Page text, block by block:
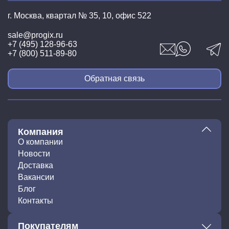
г. Москва, квартал № 35, 10, офис 522
sale@progix.ru
+7 (495) 128-96-63
+7 (800) 511-89-80
Обратная связь
Компания
О компании
Новости
Доставка
Вакансии
Блог
Контакты
Покупателям